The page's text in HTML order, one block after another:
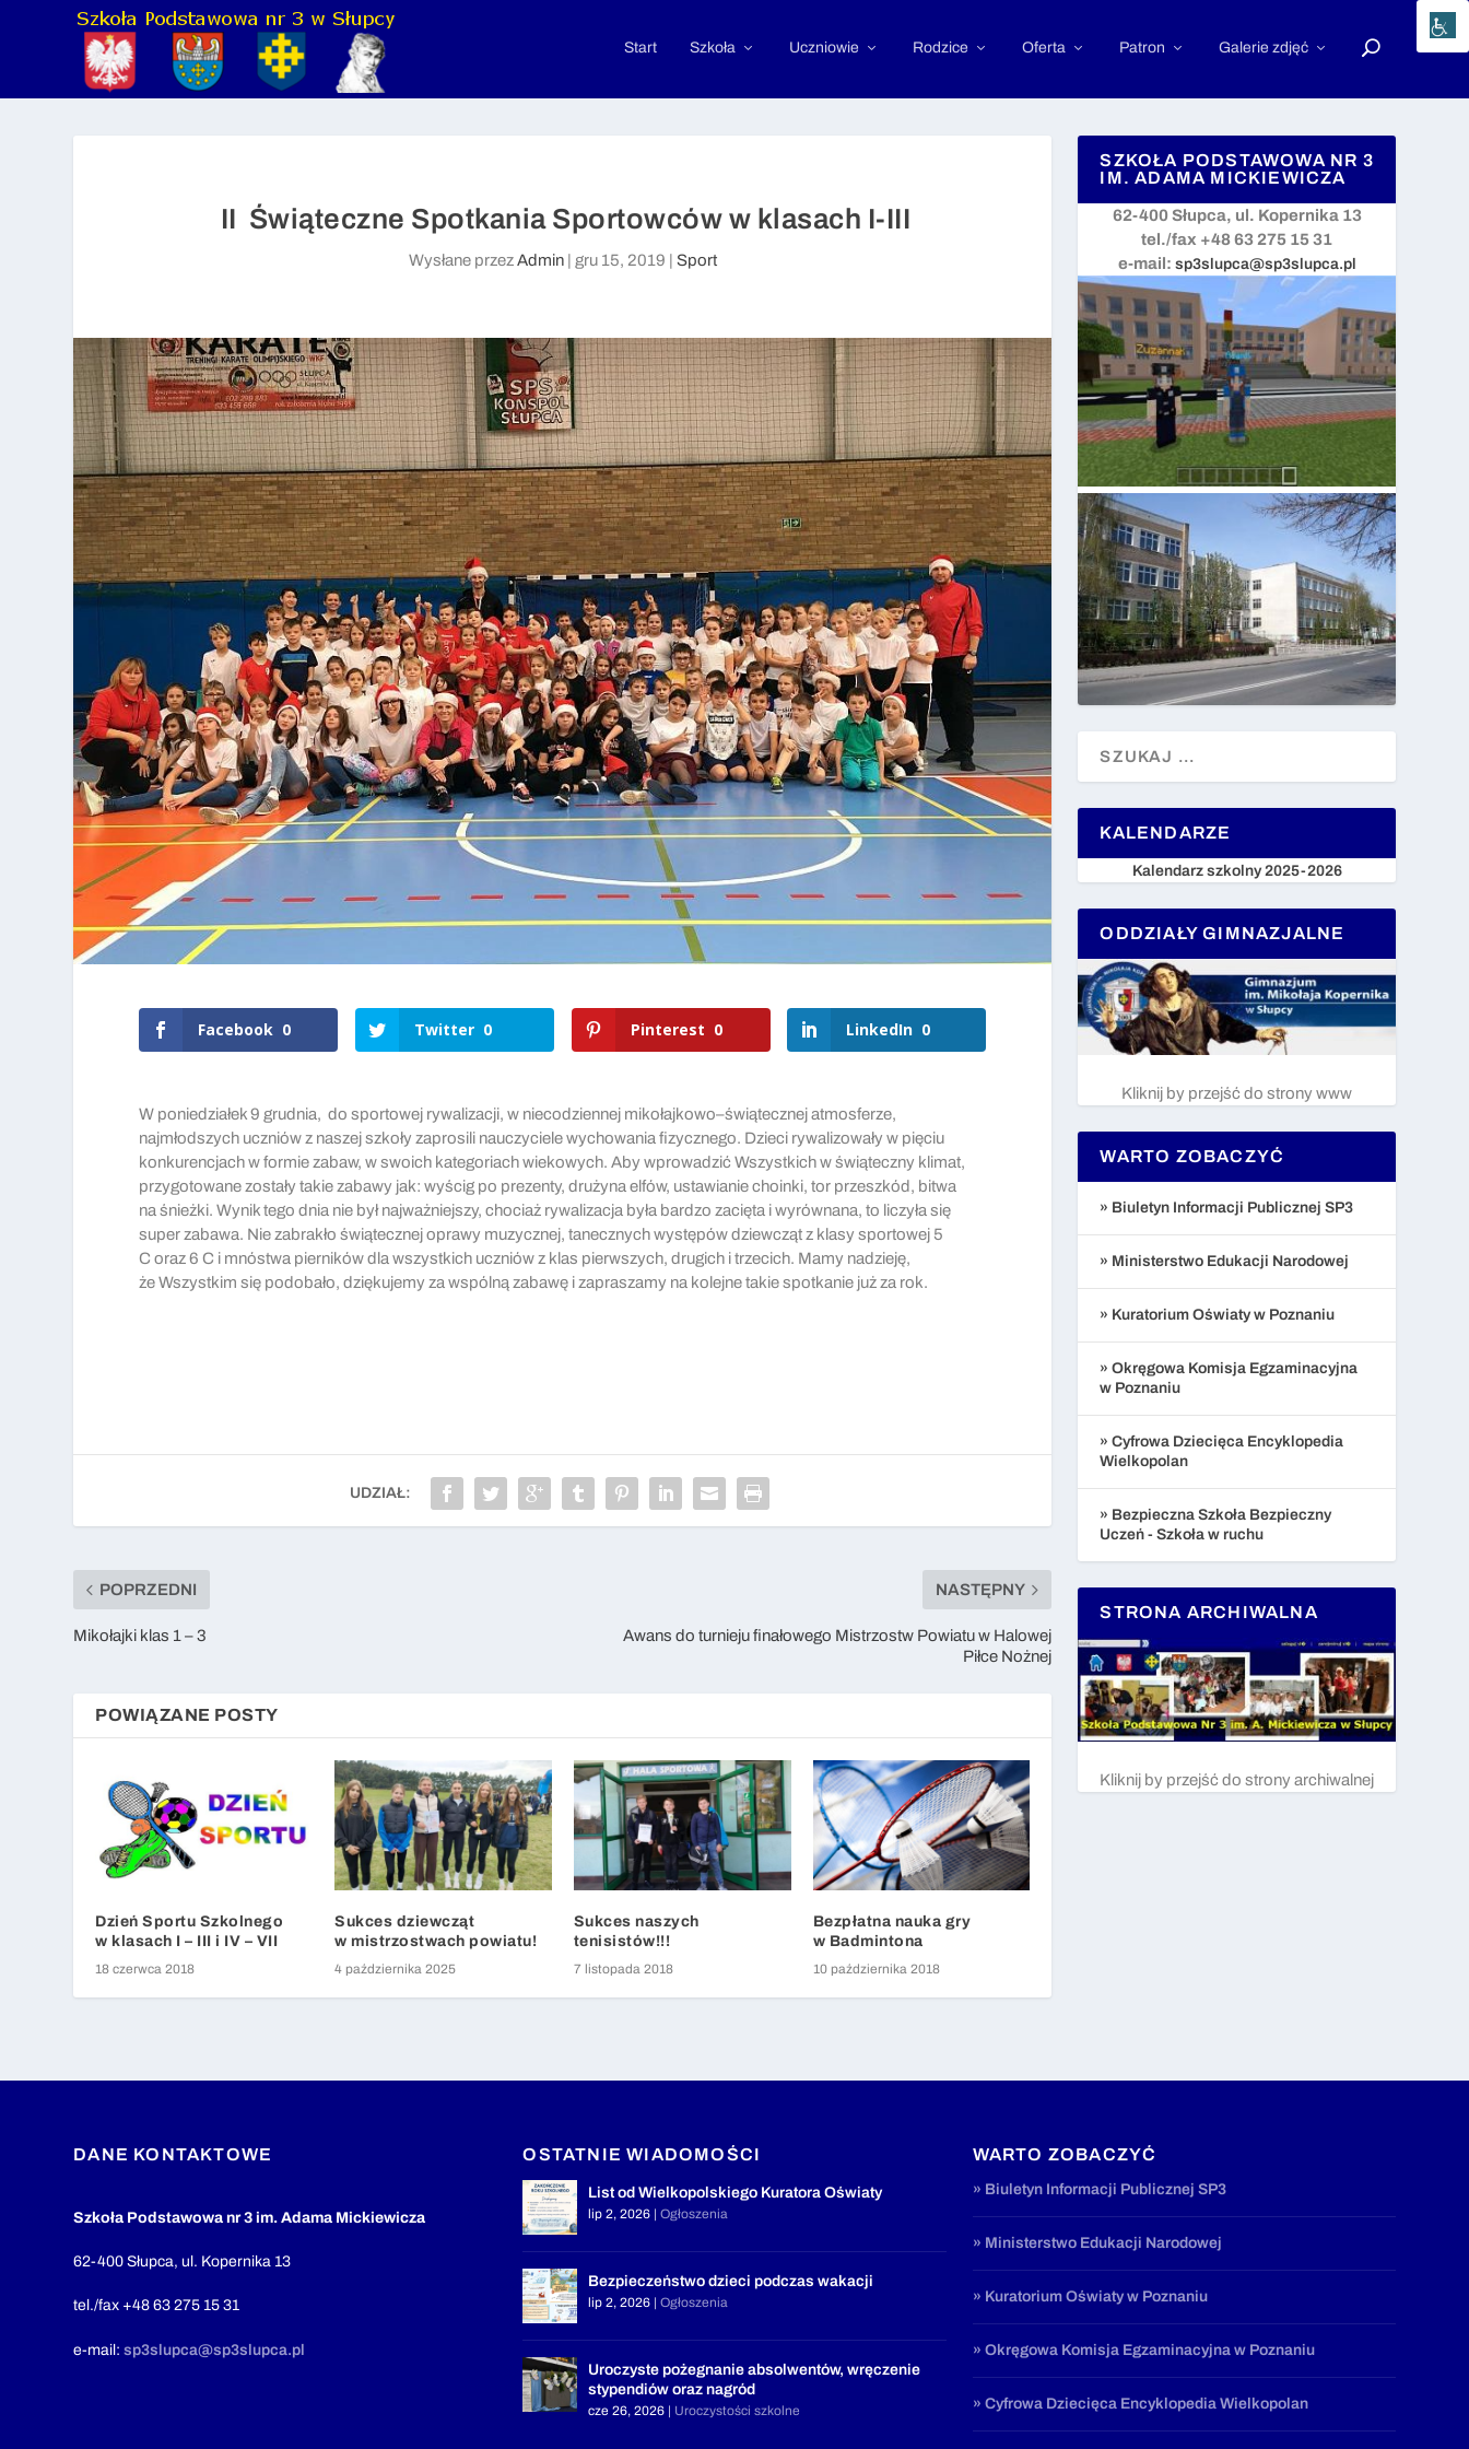
Start Szkoła Uczniowie Rodzice Oferta Patron Galerie zdjęć
II Świąteczne Spotkania Sportowców w klasach I-III
Wysłane przezAdmin| gru 15, 2019 Sport
Facebook 0 Twitter 0 Pinterest 0 LinkedIn 0
W poniedziałek 9 grudnia, do sportowej rywalizacji, w niecodziennej mikołajkowo–świątecznej atmosferze,
najmłodszych uczniów z naszej szkoły zaprosili nauczyciele wychowania fizycznego. Dzieci rywalizowały w pięciu
konkurencjach w formie zabaw, w swoich kategoriach wiekowych. Aby wprowadzić Wszystkich w świąteczny klimat,
przygotowane zostały takie zabawy jak: wyścig po prezenty, drużyna elfów, ustawianie choinki, tor przeszkód, bitwa
na śnieżki. Wynik tego dnia nie był najważniejszy, chociaż rywalizacja była bardzo zacięta i wyrównana, to liczyła się
super zabawa. Nie zabrakło świątecznej oprawy muzycznej, tanecznych występów dziewcząt z klasy sportowej 5
C oraz 6 C i mnóstwa pierników dla wszystkich uczniów z klas pierwszych, drugich i trzecich. Mamy nadzieję,
że Wszystkim się podobało, dziękujemy za wspólną zabawę i zapraszamy na kolejne takie spotkanie już za rok.
UDZIAŁ:
POPRZEDNI
Mikołajki klas 1 – 3
NASTĘPNY
Awans do turnieju finałowego Mistrzostw Powiatu w Halowej
Piłce Nożnej
POWIĄZANE POSTY
Dzień Sportu Szkolnego
w klasach I – III i IV – VII
18 czerwca 2018
Sukces dziewcząt
w mistrzostwach powiatu!
4 października 2025
Sukces naszych
tenisistów!!!
7 listopada 2018
Bezpłatna nauka gry
w Badmintona
10 października 2018
SZKOŁA PODSTAWOWA NR 3
IM. ADAMA MICKIEWICZA
62-400 Słupca, ul. Kopernika 13
tel./fax +48 63 275 15 31
e-mail: sp3slupca@sp3slupca.pl
KALENDARZE
Kalendarz szkolny 2025-2026
ODDZIAŁY GIMNAZJALNE
Kliknij by przejść do strony www
WARTO ZOBACZYĆ
» Biuletyn Informacji Publicznej SP3
» Ministerstwo Edukacji Narodowej
» Kuratorium Oświaty w Poznaniu
» Okręgowa Komisja Egzaminacyjna
w Poznaniu
» Cyfrowa Dziecięca Encyklopedia
Wielkopolan
» Bezpieczna Szkoła Bezpieczny
Uczeń - Szkoła w ruchu
STRONA ARCHIWALNA
Kliknij by przejść do strony archiwalnej
DANE KONTAKTOWE
Szkoła Podstawowa nr 3 im. Adama Mickiewicza
62-400 Słupca, ul. Kopernika 13
tel./fax +48 63 275 15 31
e-mail:sp3slupca@sp3slupca.pl
OSTATNIE WIADOMOŚCI
List od Wielkopolskiego Kuratora Oświaty
lip 2, 2026 |Ogłoszenia
Bezpieczeństwo dzieci podczas wakacji
lip 2, 2026 |Ogłoszenia
Uroczyste pożegnanie absolwentów, wręczenie
stypendiów oraz nagród
cze 26, 2026 | Uroczystości szkolne
WARTO ZOBACZYĆ
» Biuletyn Informacji Publicznej SP3
» Ministerstwo Edukacji Narodowej
» Kuratorium Oświaty w Poznaniu
» Okręgowa Komisja Egzaminacyjna w Poznaniu
» Cyfrowa Dziecięca Encyklopedia Wielkopolan